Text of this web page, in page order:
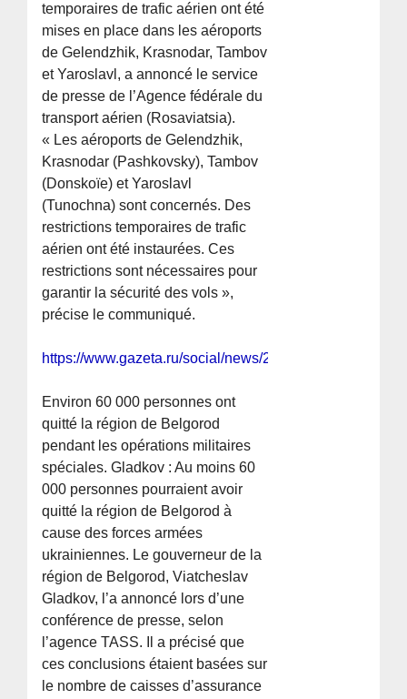
temporaires de trafic aérien ont été
mises en place dans les aéroports
de Gelendzhik, Krasnodar, Tambov
et Yaroslavl, a annoncé le service
de presse de l’Agence fédérale du
transport aérien (Rosaviatsia).
« Les aéroports de Gelendzhik,
Krasnodar (Pashkovsky), Tambov
(Donskoïe) et Yaroslavl
(Tunochna) sont concernés. Des
restrictions temporaires de trafic
aérien ont été instaurées. Ces
restrictions sont nécessaires pour
garantir la sécurité des vols »,
précise le communiqué.
https://www.gazeta.ru/social/news/2025/11/23/
Environ 60 000 personnes ont
quitté la région de Belgorod
pendant les opérations militaires
spéciales. Gladkov : Au moins 60
000 personnes pourraient avoir
quitté la région de Belgorod à
cause des forces armées
ukrainiennes. Le gouverneur de la
région de Belgorod, Viatcheslav
Gladkov, l’a annoncé lors d’une
conférence de presse, selon
l’agence TASS. Il a précisé que
ces conclusions étaient basées sur
le nombre de caisses d’assurance